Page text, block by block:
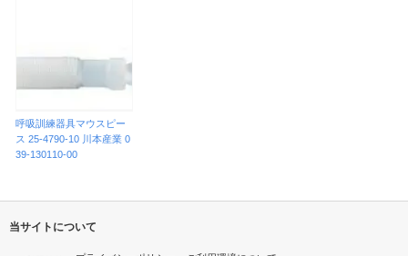
呼吸訓練器具マウスピー
ス 25-4790-10 川本産業 0
39-130110-00
当サイトについて